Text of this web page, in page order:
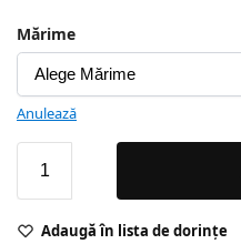
Mărime
Anulează
Adaugă în lista de dorințe